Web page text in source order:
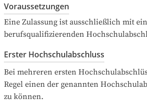
Voraussetzungen
Eine Zulassung ist ausschließlich mit
berufsqualifizierenden
Erster Hochschulabschluss
Bei mehreren ersten
Regel einen der genannten
zu können.